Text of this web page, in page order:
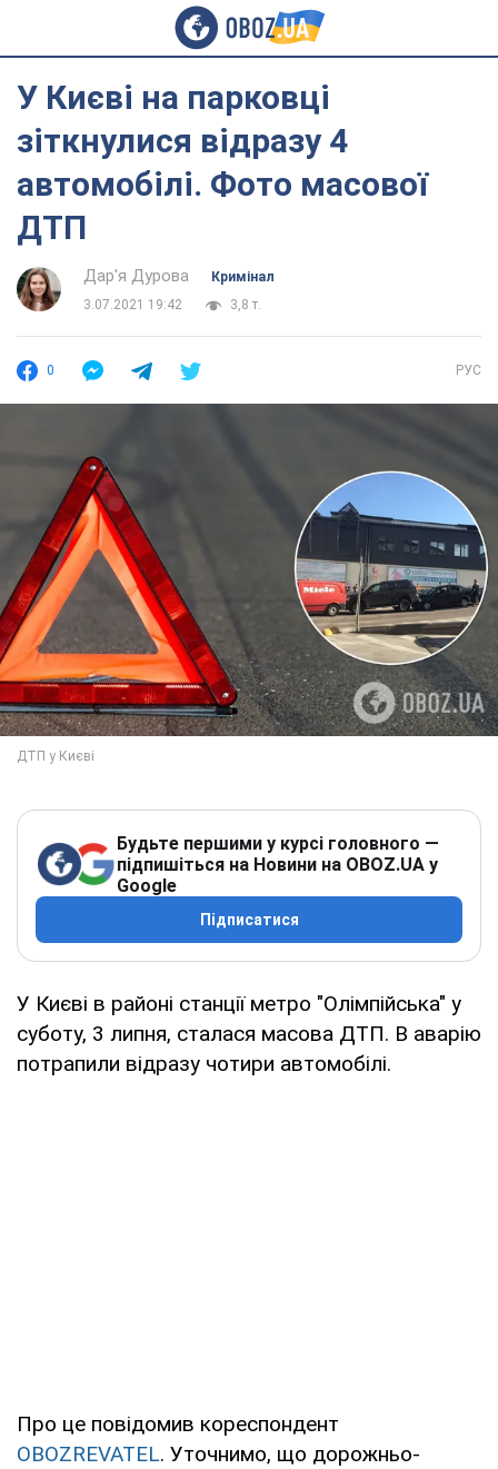
У Києві на парковці
зіткнулися відразу 4
автомобілі. Фото масової
ДТП
Дар'я Дурова
Кримінал
3.07.2021 19:42
3,8 т.
0 РУС
Будьте першими у курсі головного —
підпишіться на Новини на OBOZ.UA у
Google
Підписатися
У Києві в районі станції метро "Олімпійська" у
суботу, 3 липня, сталася масова ДТП. В аварію
потрапили відразу чотири автомобілі.
Про це повідомив кореспондент
OBOZREVATEL. Уточнимо, що дорожньо-